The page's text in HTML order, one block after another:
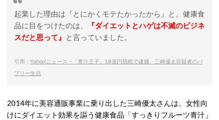
起業した理由は『とにかくモテたかったから』と。健康食
品に目をつけたのは、
『ダイエットとハゲは不滅のビジネ
スだと思って』 と言っていました。
引用： Yahoo!ニュース – 「青汁王子」1.8億円脱税で逮捕 三崎優太容疑者のバ
ブリー生活
2014年に美容通販事業に乗り出した三崎優太さんは、女性向
けにダイエット効果を謳う健康食品「すっきりフルーツ青汁」